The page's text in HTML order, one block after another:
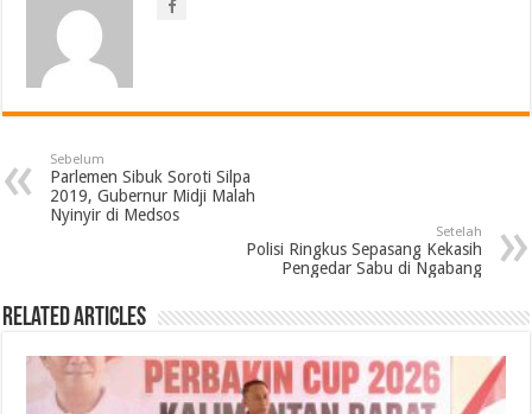
Sebelum
Parlemen Sibuk Soroti Silpa
2019, Gubernur Midji Malah
Nyinyir di Medsos
Setelah
Polisi Ringkus Sepasang Kekasih
Pengedar Sabu di Ngabang
Related Articles